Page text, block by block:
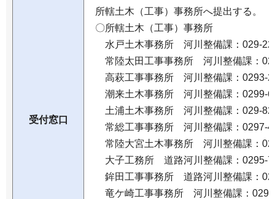
受付窓口
所轄土木（工事）事務所へ提出する。
〇所轄土木（工事）事務所
水戸土木事務所 河川整備課：029-
常陸太田工事事務所 河川整備課：
高萩工事事務所 河川整備課：0293-
潮来土木事務所 河川整備課：0299-
土浦土木事務所 河川整備課：029-
常総工事事務所 河川整備課：0297-
常陸大宮土木事務所 河川整備課：
大子工務所 道路河川整備課：0295-
鉾田工事事務所 道路河川整備課：
竜ケ崎工事事務所 河川整備課：